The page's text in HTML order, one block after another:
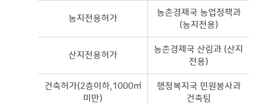
농지전용허가
농촌경제국 농업정책과
(농지전용)
산지전용허가
농촌경제국 산림과 (산지
전용)
건축허가(2층이하,1000㎡
미만)
행정복지국 민원봉사과
건축팀